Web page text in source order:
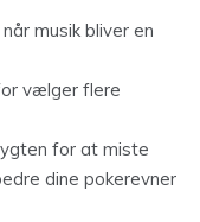
musik bliver en
vælger flere
for at miste
dine pokerevner